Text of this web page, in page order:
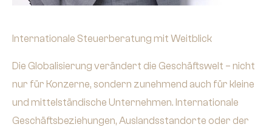
Internationale Steuerberatung mit Weitblick
Die Globalisierung verändert die Geschäftswelt – nicht
nur für Konzerne, sondern zunehmend auch für kleine
und mittelständische Unternehmen. Internationale
Geschäftsbeziehungen, Auslandsstandorte oder der